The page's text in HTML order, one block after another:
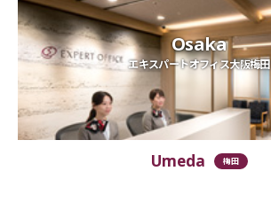
Osaka
エキスパートオフィス大阪梅田
Umeda 梅田